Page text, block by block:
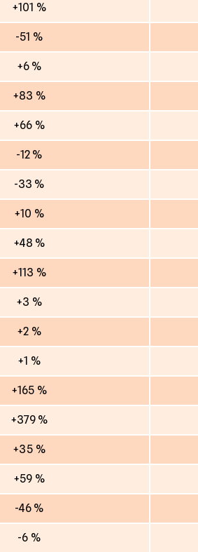
+101 %
-51 %
+6 %
+83 %
+66 %
-12 %
-33 %
+10 %
+48 %
+113 %
+3 %
+2 %
+1 %
+165 %
+379 %
+35 %
+59 %
-46 %
-6 %